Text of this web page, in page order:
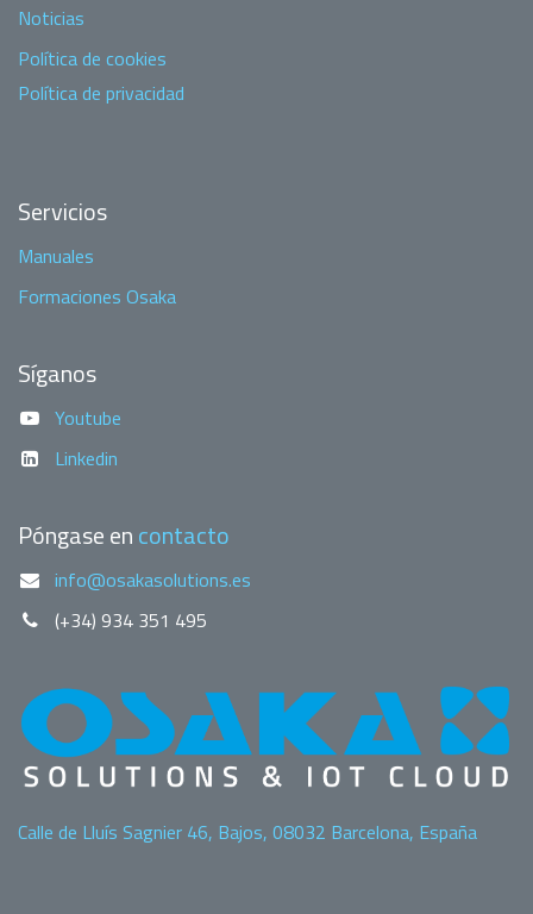
Noticias
Política de cookies
Política de privacidad
Servicios
Manuales
Formaciones Osaka
Síganos
Youtube
Linkedin
Póngase encontacto
info@osakasolutions.es
(+34) 934 351 495
Calle de Lluís Sagnier 46, Bajos, 08032 Barcelona, España